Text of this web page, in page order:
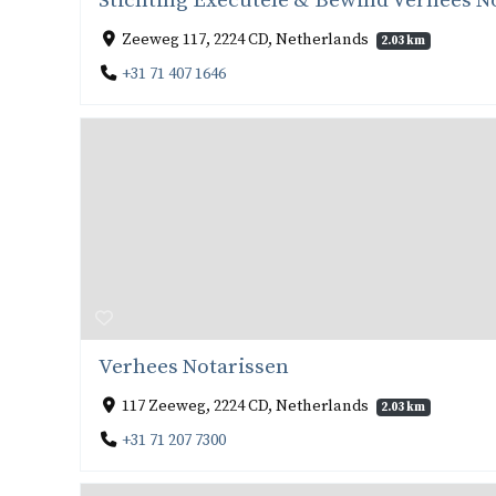
Zeeweg 117, 2224 CD, Netherlands 2.03 km
+31 71 407 1646
Verhees Notarissen
117 Zeeweg, 2224 CD, Netherlands 2.03 km
+31 71 207 7300